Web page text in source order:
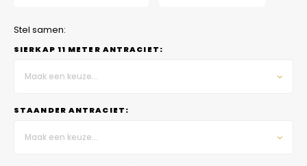
Stel samen:
SIERKAP 11 METER ANTRACIET:
Maak een keuze...
STAANDER ANTRACIET:
Maak een keuze...